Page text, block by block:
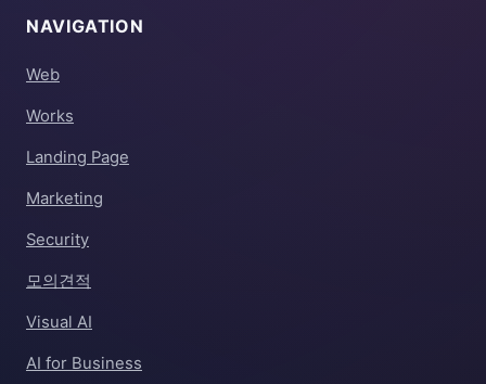
NAVIGATION
Web
Works
Landing Page
Marketing
Security
모의견적
Visual AI
AI for Business